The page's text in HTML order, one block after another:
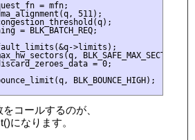
= mfn;
511);
= BLK_BATCH_REQ;
>limits);
BLK_SAFE_MAX_SECTORS);
= 0;
BLK_BOUNCE_HIGH);
コールするのが、
になります。